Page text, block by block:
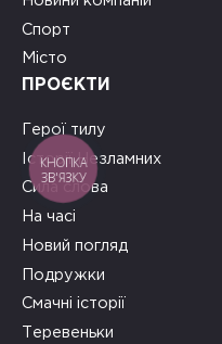
Спорт
Місто
ПРОЄКТИ
Герої тилу
Історії Незламних
Сила слова
На часі
Новий погляд
Подружки
Смачні історії
Теревеньки
КНОПКА
ЗВ'ЯЗКУ